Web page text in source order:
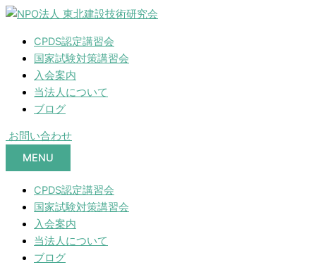
CPDS認定講習会
国家試験対策講習会
入会案内
当法人について
ブログ
お問い合わせ
MENU
CPDS認定講習会
国家試験対策講習会
入会案内
当法人について
ブログ